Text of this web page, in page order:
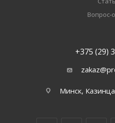
Вопрос-
+375 (29)
Минск,